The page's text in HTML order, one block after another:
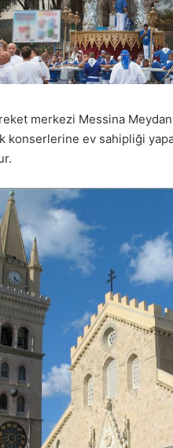
merkezi Messina
konserlerine ev sahipliği